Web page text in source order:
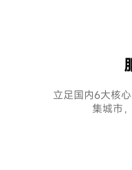
立足国内6大核
集城市